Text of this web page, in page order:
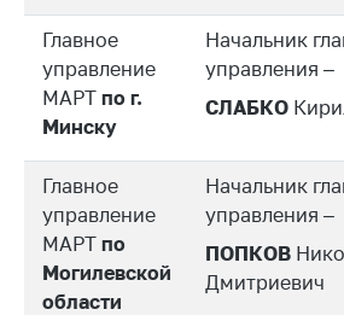
Регулирование
рекламной
деятельности
Международное
Применение мер
нетарифного
регулирования
Биржевая торговля
Главное
управление
МАРТ по г.
Минску
Начальник
управления –
СЛАБКО
Главное
управление
МАРТ по
Могилевской
области
Начальник
управления –
ПОПКОВ
Дмитриевич